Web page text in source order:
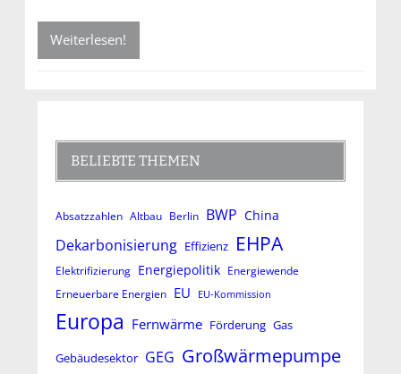
Weiterlesen!
BELIEBTE THEMEN
Absatzzahlen Altbau Berlin BWP China
Dekarbonisierung Effizienz EHPA
Elektrifizierung Energiepolitik Energiewende
Erneuerbare Energien EU EU-Kommission
Europa Fernwärme Förderung Gas
Gebäudesektor GEG Großwärmepumpe